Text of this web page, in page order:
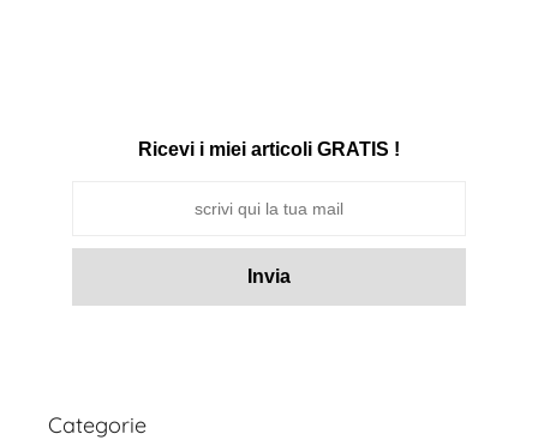
Ricevi i miei articoli GRATIS !
Categorie